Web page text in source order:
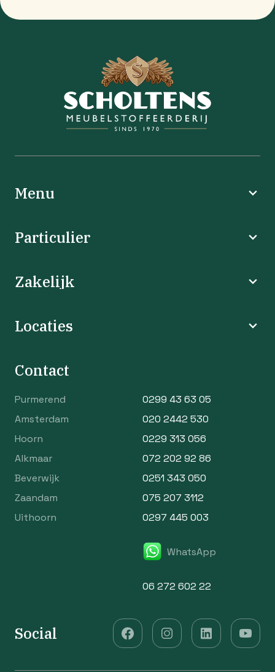
Menu
Particulier
Zakelijk
Locaties
Contact
Purmerend
0299 43 63 05
Amsterdam
020 2442 530
Hoorn
0229 313 056
Alkmaar
072 202 92 86
Beverwijk
0251 343 050
Zaandam
075 207 3112
Uithoorn
0297 445 003
WhatsApp
06 272 602 22
Social